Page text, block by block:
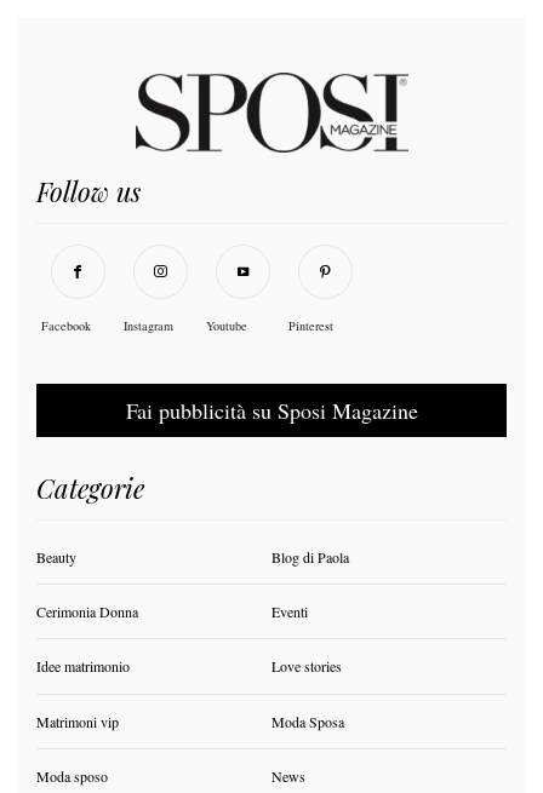
Follow us
Facebook Instagram Youtube Pinterest
Fai pubblicità su Sposi Magazine
Categorie
Beauty Blog di Paola
Cerimonia Donna Eventi
Idee matrimonio Love stories
Matrimoni vip Moda Sposa
Moda sposo News